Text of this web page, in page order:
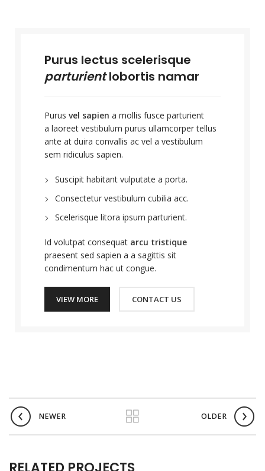
Purus lectus scelerisque
parturientlobortis namar
Purus vel sapien a mollis fusce parturient
a laoreet vestibulum purus ullamcorper tellus
ante at duira convallis ac vel a vestibulum
sem ridiculus sapien.
Suscipit habitant vulputate a porta.
Consectetur vestibulum cubilia acc.
Scelerisque litora ipsum parturient.
Id volutpat consequat arcu tristique
praesent sed sapien a a sagittis sit
condimentum hac ut congue.
VIEW MORE CONTACT US
NEWER OLDER